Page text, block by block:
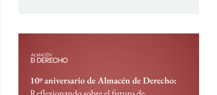
consolida una nueva referencia en la
Tras más de una década de trayectoria en
Estados Unidos…